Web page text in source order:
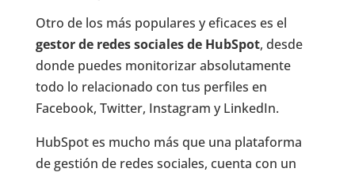
Otro de los más populares y eficaces es el
gestor de redes sociales de HubSpot, desde
donde puedes monitorizar absolutamente
todo lo relacionado con tus perfiles en
Facebook, Twitter, Instagram y LinkedIn.
HubSpot es mucho más que una plataforma
de gestión de redes sociales, cuenta con un